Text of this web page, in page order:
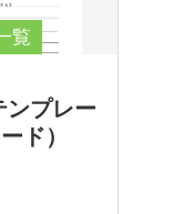
覧
ンプレー
ド）